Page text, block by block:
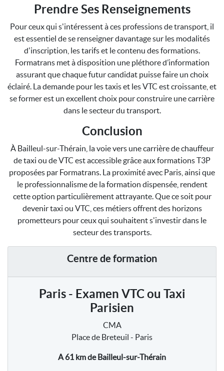
Prendre Ses Renseignements
Pour ceux qui s'intéressent à ces professions de transport, il
est essentiel de se renseigner davantage sur les modalités
d'inscription, les tarifs et le contenu des formations.
Formatrans met à disposition une pléthore d’information
assurant que chaque futur candidat puisse faire un choix
éclairé. La demande pour les taxis et les VTC est croissante, et
se former est un excellent choix pour construire une carrière
dans le secteur du transport.
Conclusion
À Bailleul-sur-Thérain, la voie vers une carrière de chauffeur
de taxi ou de VTC est accessible grâce aux formations T3P
proposées par Formatrans. La proximité avec Paris, ainsi que
le professionnalisme de la formation dispensée, rendent
cette option particulièrement attrayante. Que ce soit pour
devenir taxi ou VTC, ces métiers offrent des horizons
prometteurs pour ceux qui souhaitent s'investir dans le
secteur des transports.
Centre de formation
Paris - Examen VTC ou Taxi
Parisien
CMA
Place de Breteuil - Paris
A 61 kmde Bailleul-sur-Thérain